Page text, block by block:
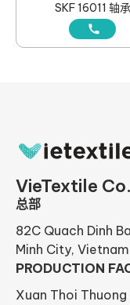
SKF 16011 轴承
VieTextile
总部
82C Quach Dinh
Minh City,
PRODUCTION
Xuan Thoi